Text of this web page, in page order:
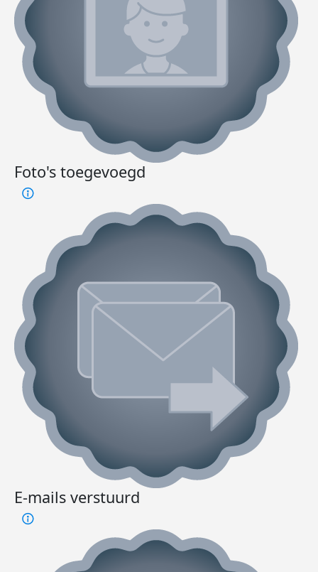
Foto's toegevoegd
E-mails verstuurd